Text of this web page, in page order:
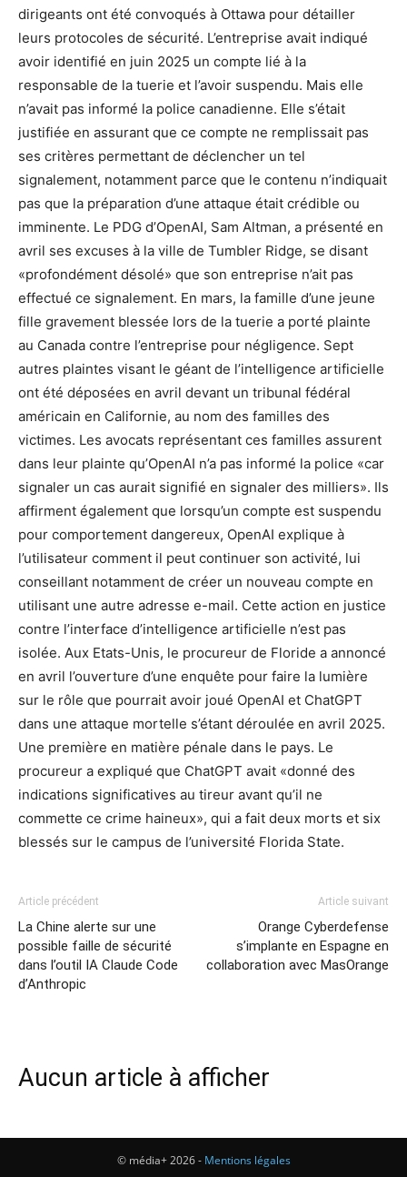
dirigeants ont été convoqués à Ottawa pour détailler
leurs protocoles de sécurité. L’entreprise avait indiqué
avoir identifié en juin 2025 un compte lié à la
responsable de la tuerie et l’avoir suspendu. Mais elle
n’avait pas informé la police canadienne. Elle s’était
justifiée en assurant que ce compte ne remplissait pas
ses critères permettant de déclencher un tel
signalement, notamment parce que le contenu n’indiquait
pas que la préparation d’une attaque était crédible ou
imminente. Le PDG d’OpenAI, Sam Altman, a présenté en
avril ses excuses à la ville de Tumbler Ridge, se disant
«profondément désolé» que son entreprise n’ait pas
effectué ce signalement. En mars, la famille d’une jeune
fille gravement blessée lors de la tuerie a porté plainte
au Canada contre l’entreprise pour négligence. Sept
autres plaintes visant le géant de l’intelligence artificielle
ont été déposées en avril devant un tribunal fédéral
américain en Californie, au nom des familles des
victimes. Les avocats représentant ces familles assurent
dans leur plainte qu’OpenAI n’a pas informé la police «car
signaler un cas aurait signifié en signaler des milliers». Ils
affirment également que lorsqu’un compte est suspendu
pour comportement dangereux, OpenAI explique à
l’utilisateur comment il peut continuer son activité, lui
conseillant notamment de créer un nouveau compte en
utilisant une autre adresse e-mail. Cette action en justice
contre l’interface d’intelligence artificielle n’est pas
isolée. Aux Etats-Unis, le procureur de Floride a annoncé
en avril l’ouverture d’une enquête pour faire la lumière
sur le rôle que pourrait avoir joué OpenAI et ChatGPT
dans une attaque mortelle s’étant déroulée en avril 2025.
Une première en matière pénale dans le pays. Le
procureur a expliqué que ChatGPT avait «donné des
indications significatives au tireur avant qu’il ne
commette ce crime haineux», qui a fait deux morts et six
blessés sur le campus de l’université Florida State.
Article précédent
La Chine alerte sur une
possible faille de sécurité
dans l’outil IA Claude Code
d’Anthropic
Article suivant
Orange Cyberdefense
s’implante en Espagne en
collaboration avec MasOrange
Aucun article à afficher
© média+ 2026 - Mentions légales